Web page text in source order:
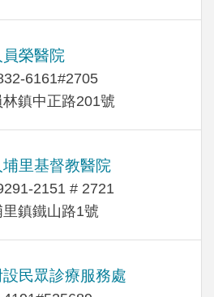
榮醫院
6161#2705
鎮中正路201號
里基督教醫院
2151 # 2721
鎮鐵山路1號
民眾診療服務處